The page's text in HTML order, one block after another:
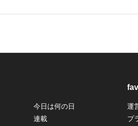
今日は何の日
連載
運
プ